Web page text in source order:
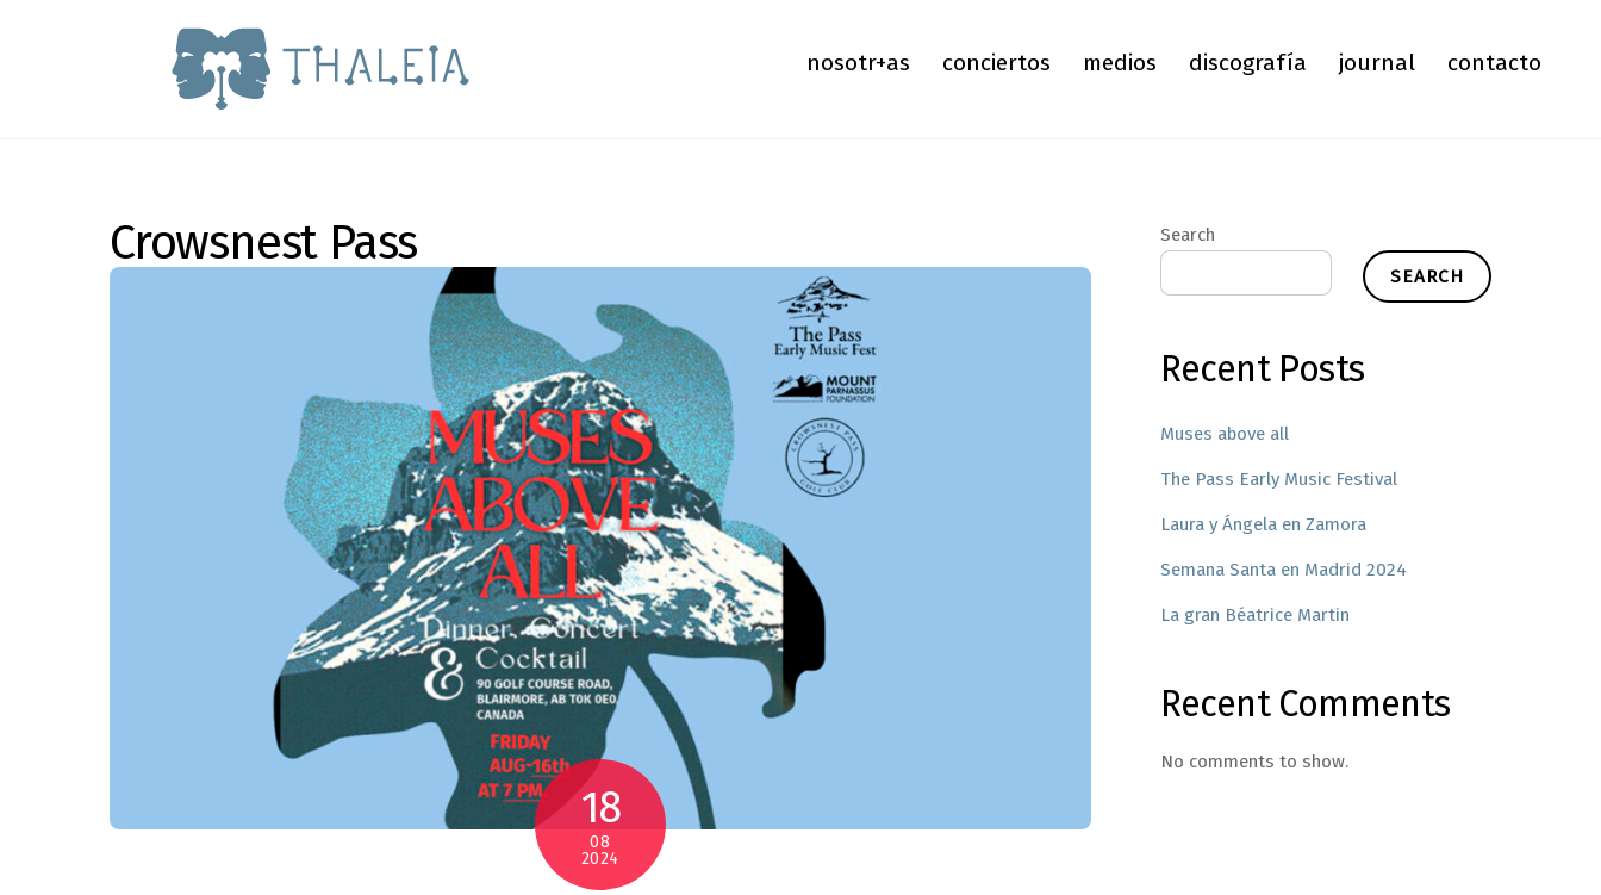
nosotr+as conciertos medios discografía journal contacto
Crowsnest Pass
18
08
2024
Search
SEARCH
Recent Posts
Muses above all
The Pass Early Music Festival
Laura y Ángela en Zamora
Semana Santa en Madrid 2024
La gran Béatrice Martin
Recent Comments
No comments to show.